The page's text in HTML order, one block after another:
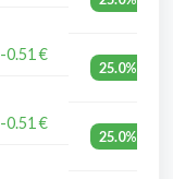
-0.51 €
25.0%
-0.51 €
25.0%